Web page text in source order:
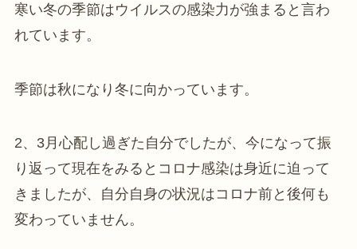
寒い冬の季節はウイルスの感染力が強まると言わ
れています。
季節は秋になり冬に向かっています。
2、3月心配し過ぎた自分でしたが、今になって振
り返って現在をみるとコロナ感染は身近に迫って
きましたが、自分自身の状況はコロナ前と後何も
変わっていません。